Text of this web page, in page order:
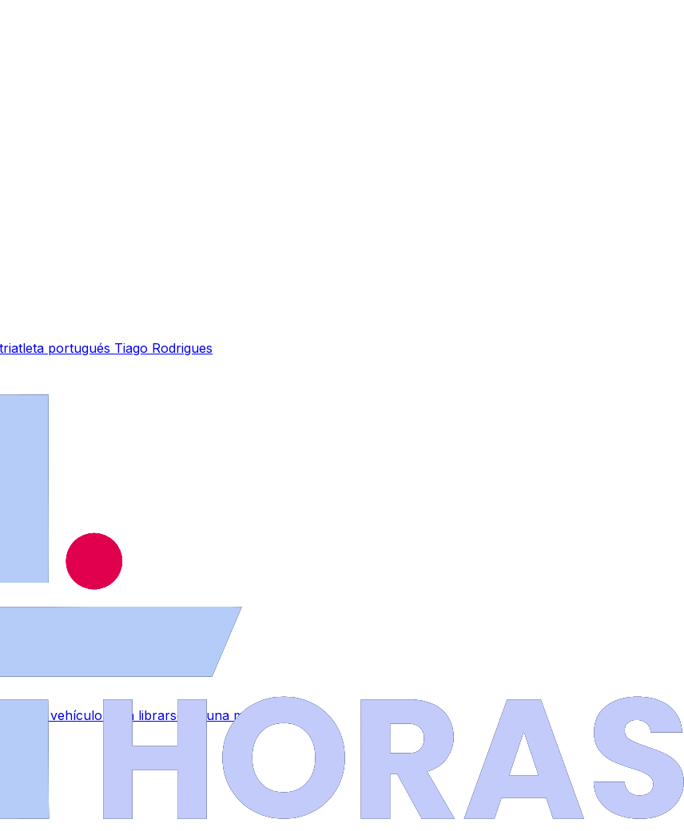
portugués Tiago Rodrigues
un vehículo para librarse de una multa